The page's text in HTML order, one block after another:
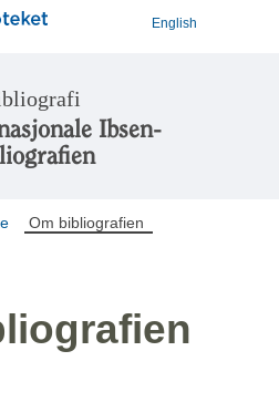
English
Ibsen-
Om bibliografien